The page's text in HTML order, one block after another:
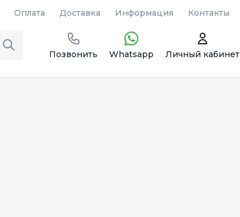
Оплата Доставка Информация Контакты
Позвонить Whatsapp Личный кабинет